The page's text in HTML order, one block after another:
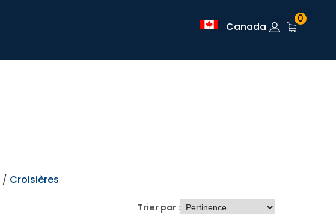
Canada
0
/ Croisières
Trier par :